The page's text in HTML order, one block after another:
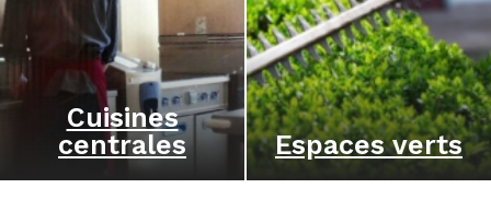
Cuisines
centrales
Espaces verts